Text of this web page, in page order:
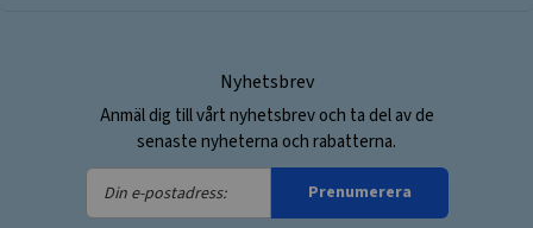
Nyhetsbrev
Anmäl dig till vårt nyhetsbrev och ta del av de
senaste nyheterna och rabatterna.
Din
e-
Prenumerera